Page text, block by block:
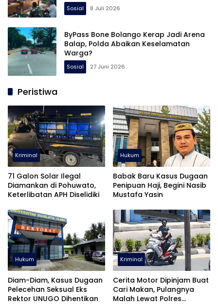
Sosial 8 Juli 2026
ByPass Bone Bolango Kerap Jadi Arena
Balap, Polda Abaikan Keselamatan
Warga?
Sosial 27 Juni 2026
Peristiwa
Kriminal
71 Galon Solar Ilegal
Diamankan di Pohuwato,
Keterlibatan APH Diselidiki
Hukum
Babak Baru Kasus Dugaan
Penipuan Haji, Begini Nasib
Mustafa Yasin
Hukum
Diam-Diam, Kasus Dugaan
Pelecehan Seksual Eks
Rektor UNUGO Dihentikan
Kriminal
Cerita Motor Dipinjam Buat
Cari Makan, Pulangnya
Malah Lewat Polres